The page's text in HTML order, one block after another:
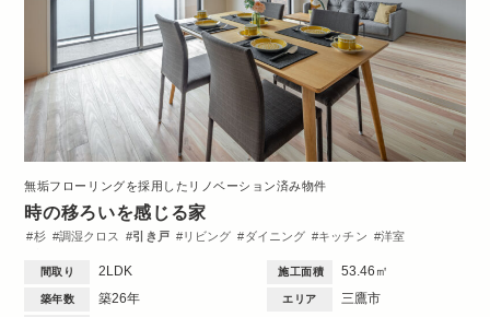
無垢フローリングを採用したリノベーション済み物件
時の移ろいを感じる家
杉 調湿クロス 引き戸 リビング ダイニング キッチン
洋室
間取り 2LDK 施工面積 53.46㎡
築年数 築26年 エリア 三鷹市